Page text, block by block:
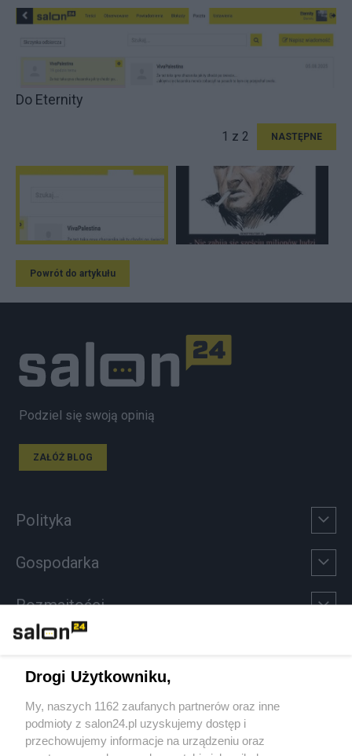
Do Eternity
1 z 2 NASTĘPNE
Powrót do artykułu
Podziel się swoją opinią
ZAŁÓŻ BLOG
Polityka
Gospodarka
Rozmaitości
Sport
Społeczeństwo
Drogi Użytkowniku,
My, naszych 1162 zaufanych partnerów oraz inne
podmioty z salon24.pl uzyskujemy dostęp i
przechowujemy informacje na urządzeniu oraz